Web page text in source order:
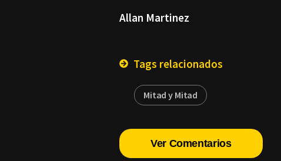
Allan Martinez
Tags relacionados
Mitad y Mitad
Ver Comentarios